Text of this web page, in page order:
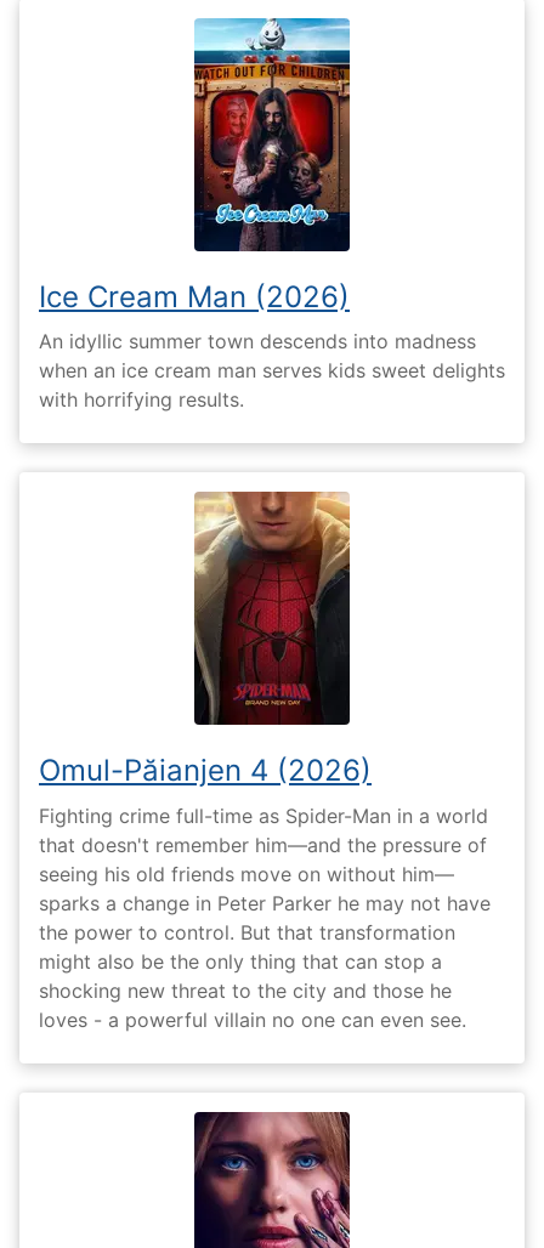
Ice Cream Man (2026)
An idyllic summer town descends into madness
when an ice cream man serves kids sweet delights
with horrifying results.
Omul-Păianjen 4 (2026)
Fighting crime full-time as Spider-Man in a world
that doesn't remember him—and the pressure of
seeing his old friends move on without him—
sparks a change in Peter Parker he may not have
the power to control. But that transformation
might also be the only thing that can stop a
shocking new threat to the city and those he
loves - a powerful villain no one can even see.